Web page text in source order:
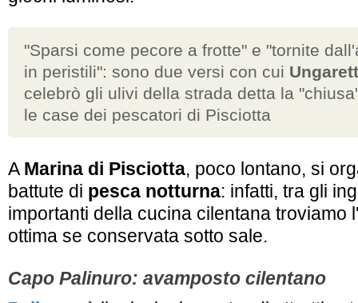
"Sparsi come pecore a frotte" e "tornite
in peristili": sono due versi con cui
celebrò gli ulivi della strada detta la
le case dei pescatori di Pisciotta
A Marina di Pisciotta, poco lontano, si
battute di pesca notturna: infatti, tra gli
importanti della cucina cilentana troviamo
ottima se conservata sotto sale.
Capo Palinuro: avamposto cilentano